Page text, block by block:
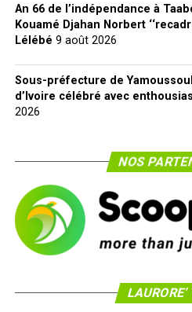
An 66 de l’indépendance à
Kouamé Djahan Norbert
Lélébé 9 août 2026
Sous-préfecture de
d’Ivoire célébré avec
2026
NOS